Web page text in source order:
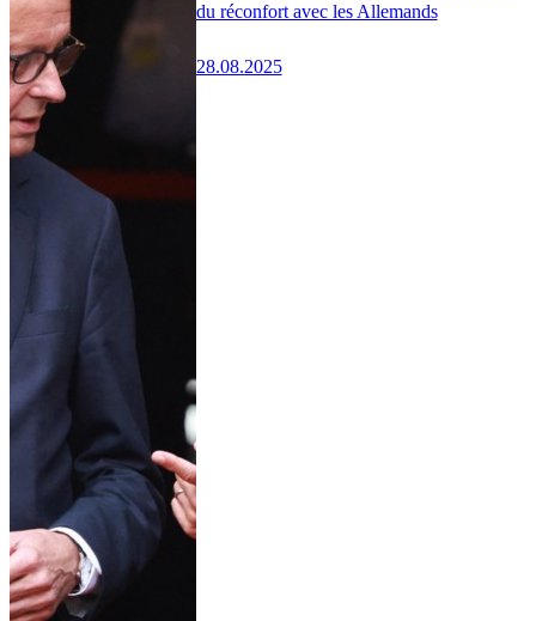
du réconfort avec les Allemands
28.08.2025